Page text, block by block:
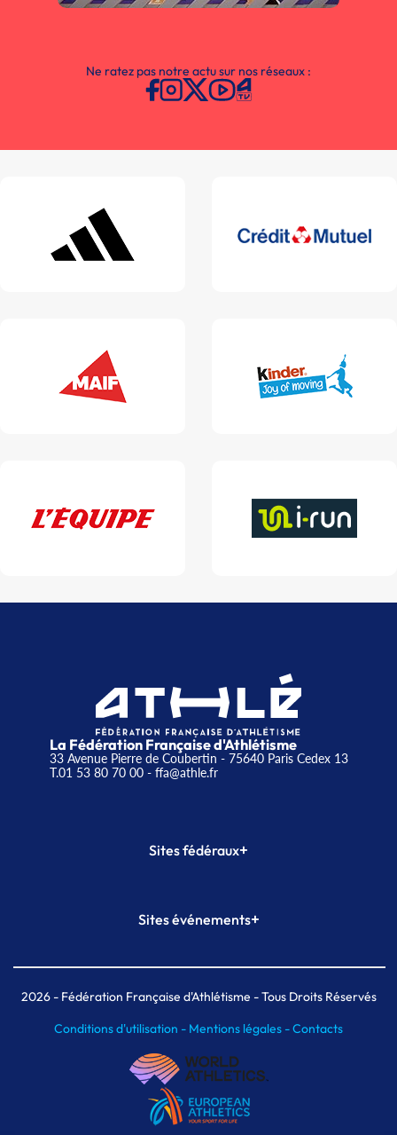
Ne ratez pas notre actu sur nos réseaux :
La Fédération Française d'Athlétisme
33 Avenue Pierre de Coubertin - 75640 Paris Cedex 13
T.01 53 80 70 00- ffa@athle.fr
Sites fédéraux+
Plateforme Formation
Sites événements+
Meeting de Paris indoor
MAIF Ekiden de Paris
2026- Fédération Française d'Athlétisme - Tous Droits Réservés
Conditions d'utilisation - Mentions légales -Contacts